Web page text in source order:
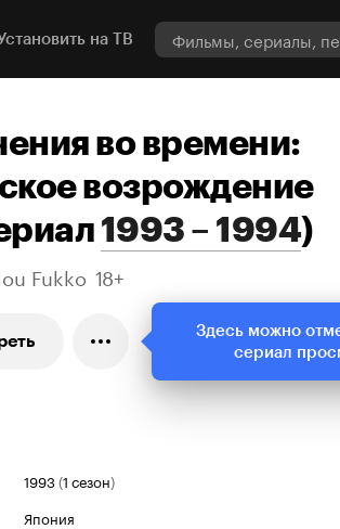
на ТВ
во времени:
возрождение
1993 – 1994)
Fukko 18+
1993(1 сезон)
Япония
Здесь можно
сериал